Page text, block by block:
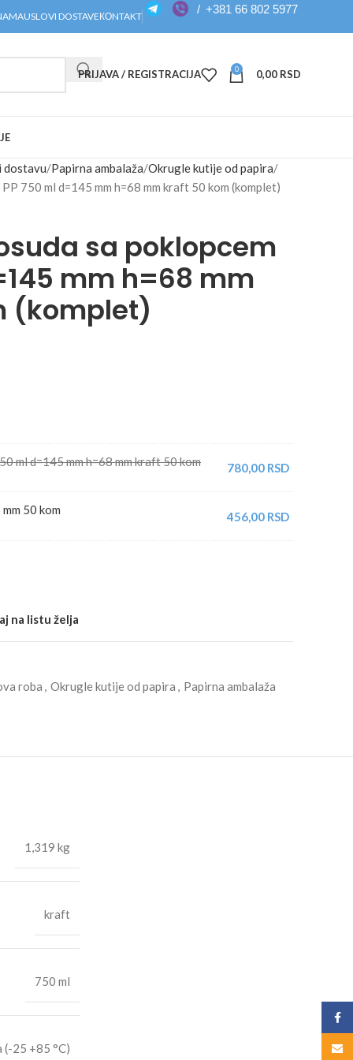
USLOVI DOSTAVEКОNTAKT
/ +381 66 802 5977
PRIJAVA / REGISTRACIJA 0 0,00 RSD
dostavu Papirna ambalaža Okrugle kutije od papira
750 ml d=145 mm h=68 mm kraft 50 kom (komplet)
sa poklopcem
mm h=68 mm
(komplet)
ml d=145 mm h=68 mm kraft 50 kom 780,00 RSD
50 kom 456,00 RSD
na listu želja
roba , Okrugle kutije od papira , Papirna ambalaža
1,319 kg
kraft
750 ml
(-25 +85 °C) Email